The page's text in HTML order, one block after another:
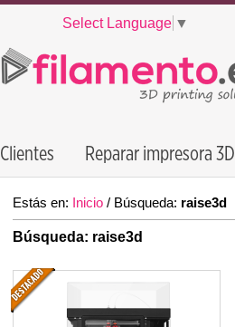
Select Language ▼
Clientes Reparar impresora 3D
Estás en: Inicio / Búsqueda: raise3d
Búsqueda: raise3d